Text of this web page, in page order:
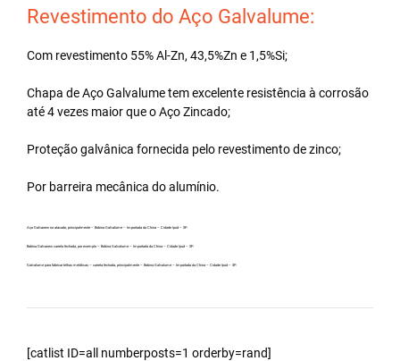
Revestimento do Aço Galvalume:
Com revestimento 55% Al-Zn, 43,5%Zn e 1,5%Si;
Chapa de Aço Galvalume tem excelente resistência à corrosão
até 4 vezes maior que o Aço Zincado;
Proteção galvânica fornecida pelo revestimento de zinco;
Por barreira mecânica do alumínio.
Aço Galvanew no atacado, principalmente – Bobina Galvalume – Importada da China – Cidade Ipuã – SP.
Bobina Galvanew carreta fechada, por exemplo – Bobina Galvalume – Importada da China – Cidade Ipuã – SP.
Galvalume para fabricar telhas metálicas – carreta fechada, principalmente – Bobina Galvalume – Importada da China – Cidade Ipuã – SP.
[catlist ID=all numberposts=1 orderby=rand]